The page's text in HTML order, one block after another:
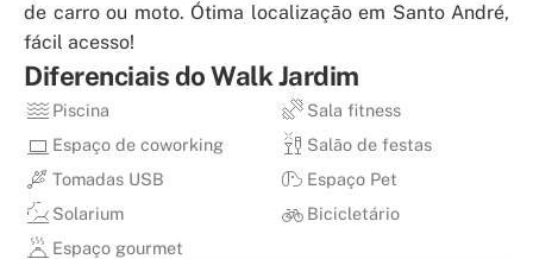
de carro ou moto. Ótima localização em Santo André,
fácil acesso!
Diferenciais doWalk Jardim
Piscina
Sala fitness
Espaço de coworking
Salão de festas
Tomadas USB
Espaço Pet
Solarium
Bicicletário
Espaço gourmet